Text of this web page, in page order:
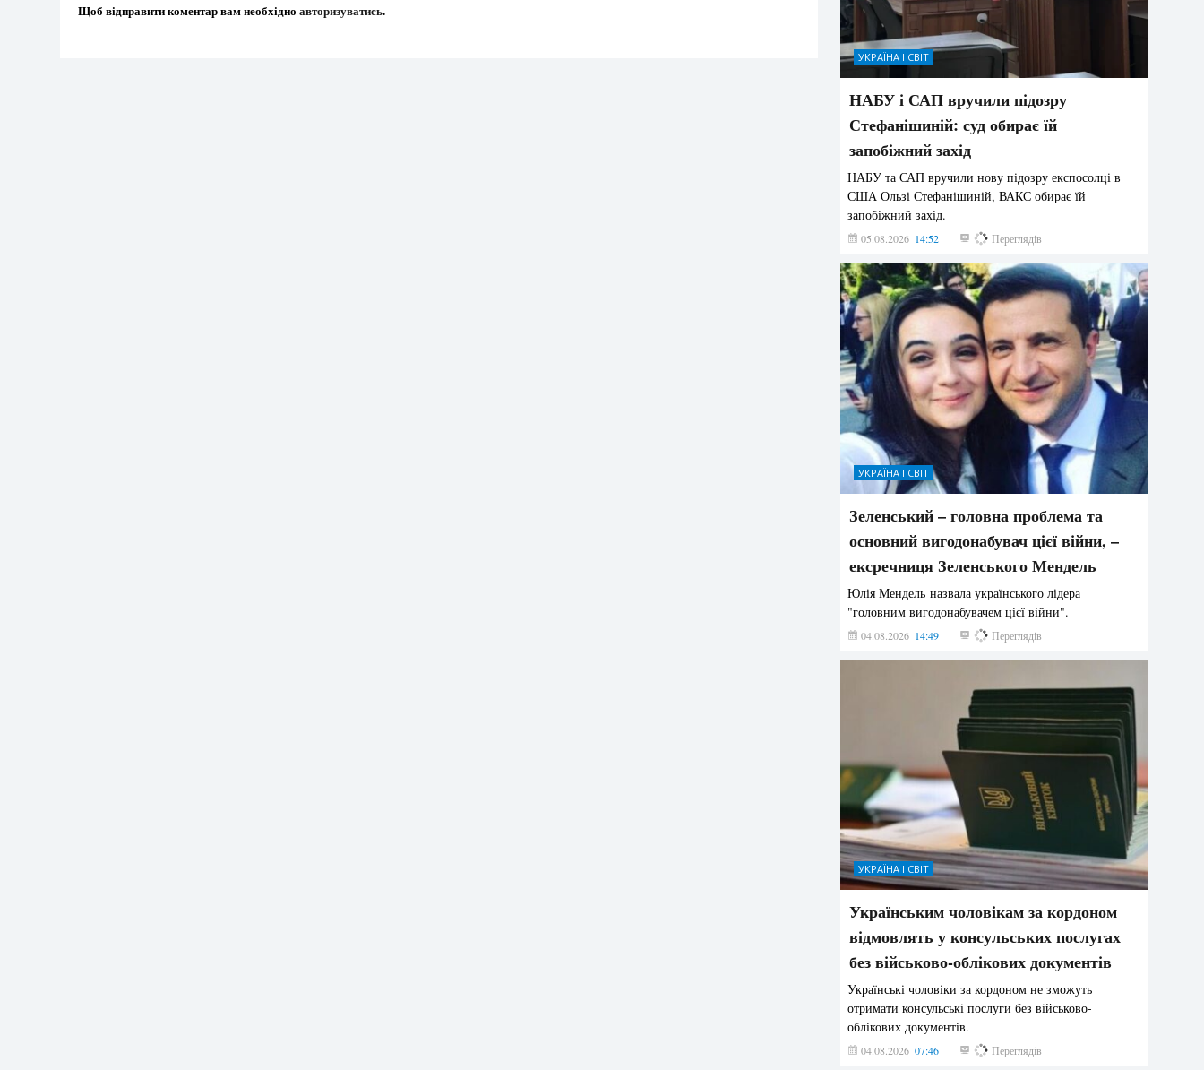
Щоб відправити коментар вам необхідно авторизуватись.
УКРАЇНА І СВІТ
НАБУ і САП вручили підозру
Стефанішиній: суд обирає їй
запобіжний захід
НАБУ та САП вручили нову підозру експосолці в
США Ользі Стефанішиній, ВАКС обирає їй
запобіжний захід.
05.08.2026 14:52 157 Переглядів
УКРАЇНА І СВІТ
Зеленський – головна проблема та
основний вигодонабувач цієї війни, –
ексречниця Зеленського Мендель
Юлія Мендель назвала українського лідера
"головним вигодонабувачем цієї війни".
04.08.2026 14:49 152 Переглядів
УКРАЇНА І СВІТ
Українським чоловікам за кордоном
відмовлять у консульських послугах
без військово-облікових документів
Українські чоловіки за кордоном не зможуть
отримати консульські послуги без військово-
облікових документів.
04.08.2026 07:46 141 Переглядів